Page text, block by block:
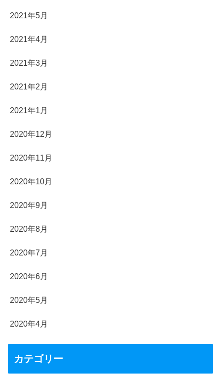
2021年5月
2021年4月
2021年3月
2021年2月
2021年1月
2020年12月
2020年11月
2020年10月
2020年9月
2020年8月
2020年7月
2020年6月
2020年5月
2020年4月
カテゴリー